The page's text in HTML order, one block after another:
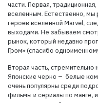
части. Первая,
вселенным. Естественно, мы
героев вселенной Marvel,
выходами. Не забываем
рынок, который недавно
Гром» (спасибо
Вторая часть,
Японские черно – белые
очень популярны среди
фильмы и сериалы по манге,